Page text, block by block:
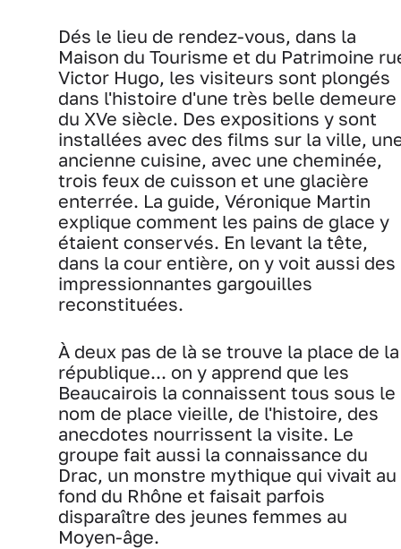
Dés le lieu de rendez-vous, dans la
Maison du Tourisme et du Patrimoine
Victor Hugo, les visiteurs sont plongés
dans l'histoire d'une très belle demeure
du XVe siècle. Des expositions y sont
installées avec des films sur la ville,
ancienne cuisine, avec une cheminée,
trois feux de cuisson et une glacière
enterrée. La guide, Véronique Martin
explique comment les pains de glace y
étaient conservés. En levant la tête,
dans la cour entière, on y voit aussi des
impressionnantes gargouilles
reconstituées.
À deux pas de là se trouve la place de la
république... on y apprend que les
Beaucairois la connaissent tous sous le
nom de place vieille, de l'histoire, des
anecdotes nourrissent la visite. Le
groupe fait aussi la connaissance du
Drac, un monstre mythique qui vivait au
fond du Rhône et faisait parfois
disparaître des jeunes femmes au
Moyen-âge.